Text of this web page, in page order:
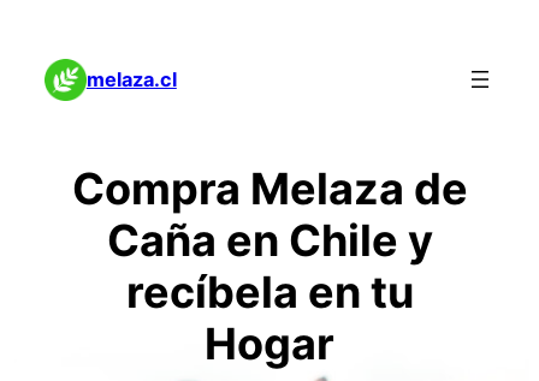
melaza.cl
Compra Melaza de
Caña en Chile y
recíbela en tu
Hogar